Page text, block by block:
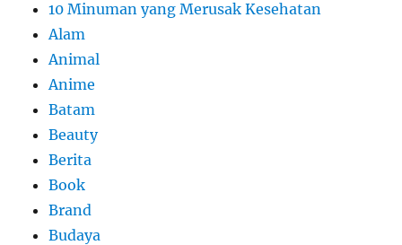
10 Minuman yang Merusak Kesehatan
Alam
Animal
Anime
Batam
Beauty
Berita
Book
Brand
Budaya